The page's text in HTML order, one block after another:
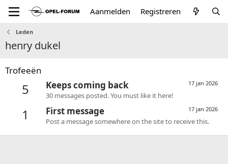
Aanmelden Registreren
Leden
henry dukel
Trofeeën
5 17 jan 2026
Keeps coming back
30 messages posted. You must like it here!
1 17 jan 2026
First message
Post a message somewhere on the site to receive this.